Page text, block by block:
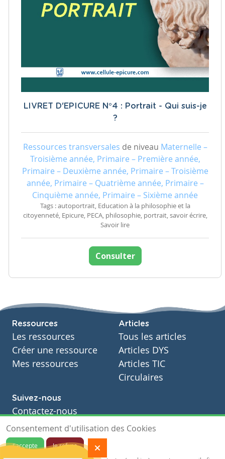
LIVRET D'EPICURE N°4 : Portrait - Qui suis-je
?
Ressources transversales de niveau Maternelle –
Troisième année, Primaire – Première année,
Primaire – Deuxième année, Primaire – Troisième
année, Primaire – Quatrième année, Primaire –
Cinquième année, Primaire – Sixième année
Tags : autoportrait, Education à la philosophie et la
citoyenneté, Epicure, PECA, philosophie, portrait, savoir écrire,
Savoir lire
Consulter
Ressources
Les ressources
Créer une ressource
Mes ressources
Articles
Tous les articles
Articles DYS
Articles TIC
Circulaires
Suivez-nous
Contactez-nous
Soutien scolaire
Notre page Facebook
Consentement d'utilisation des Cookies
J'accepte
Je refuse